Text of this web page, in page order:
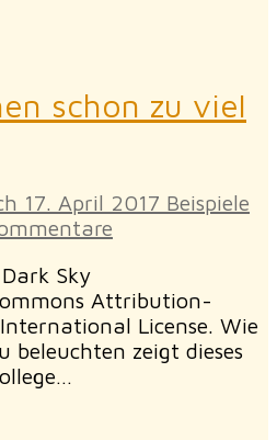
schon zu viel
17. April 2017 Beispiele
Sky
Attribution-
License. Wie
beleuchten zeigt dieses